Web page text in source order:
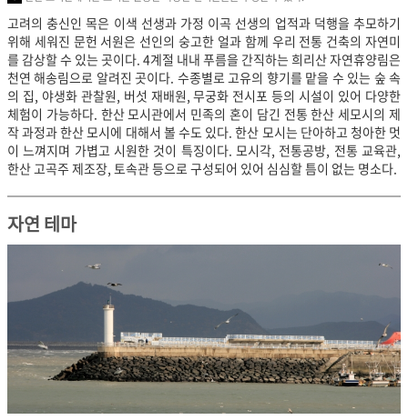
고려의 충신인 목은 이색 선생과 가정 이곡 선생의 업적과 덕행을 추모하기
위해 세워진 문헌 서원은 선인의 숭고한 얼과 함께 우리 전통 건축의 자연미
를 감상할 수 있는 곳이다. 4계절 내내 푸름을 간직하는 희리산 자연휴양림은
천연 해송림으로 알려진 곳이다. 수종별로 고유의 향기를 맡을 수 있는 숲 속
의 집, 야생화 관찰원, 버섯 재배원, 무궁화 전시포 등의 시설이 있어 다양한
체험이 가능하다. 한산 모시관에서 민족의 혼이 담긴 전통 한산 세모시의 제
작 과정과 한산 모시에 대해서 볼 수도 있다. 한산 모시는 단아하고 청아한 멋
이 느껴지며 가볍고 시원한 것이 특징이다. 모시각, 전통공방, 전통 교육관,
한산 고곡주 제조장, 토속관 등으로 구성되어 있어 심심할 틈이 없는 명소다.
자연 테마